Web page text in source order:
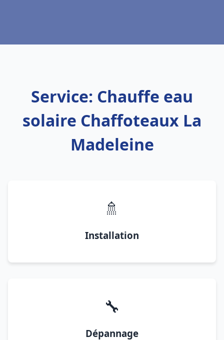
Service: Chauffe eau
solaire Chaffoteaux La
Madeleine
🚿
Installation
🔧
Dépannage